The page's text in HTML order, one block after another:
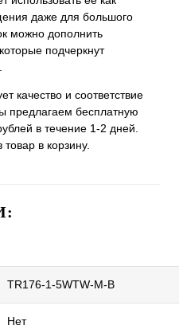
даже для большого
можно дополнить
подчеркнут
качество и соответствие
предлагаем бесплатную
в течение 1-2 дней.
в корзину.
TR176-1-5WTW-M-B
Нет